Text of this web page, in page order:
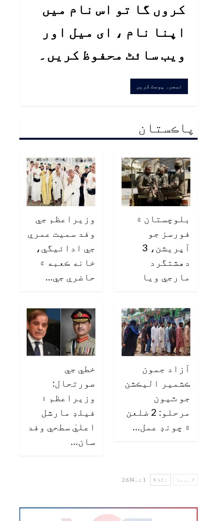
کروں گا تو اس نام میں
اپنا نام ، ای میل اور
ویب سائٹ محفوظ کریں۔
پاڪستان
بلوچستان ۾
فورسز جو
آپريشن، 3
دهشتگرد
مارجي ويا
وزيراعظم جي
وفد سميت عمري
جي ادائيگي،
خانه ڪعبه ۾
حاضري جي…
آزاد جمون
ڪشمير اليڪشن
جو ٽيون
مرحلو: 2 ضلعن
۾ چونڊ عمل…
خطي جي
صورتحال:
وزيراعظم ۽
فيلڊ مارشل
اعليٰ سطحي وفد
سان…
پچھلا اگلا 1 کے 2,634